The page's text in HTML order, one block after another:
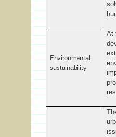
Environmental
sustainability
At